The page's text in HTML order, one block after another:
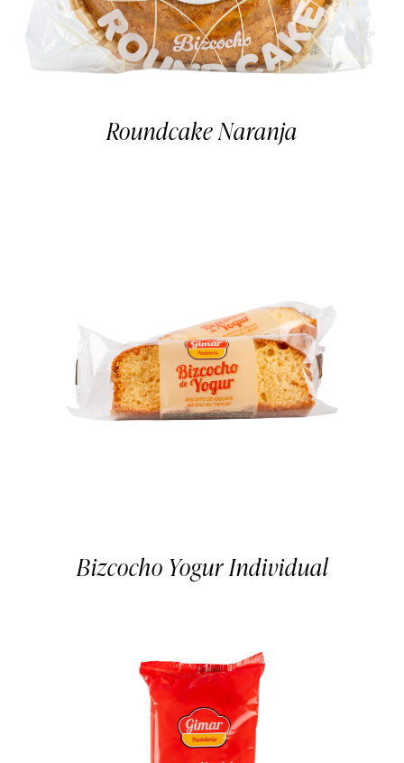
Roundcake Naranja
Bizcocho Yogur Individual